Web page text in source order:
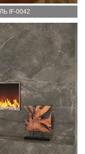
IF-0042